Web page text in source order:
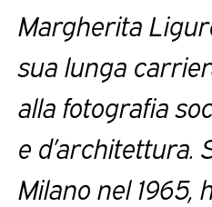
Margherita
sua lunga
alla fotografia
e d’architettura.
Milano nel 1965,